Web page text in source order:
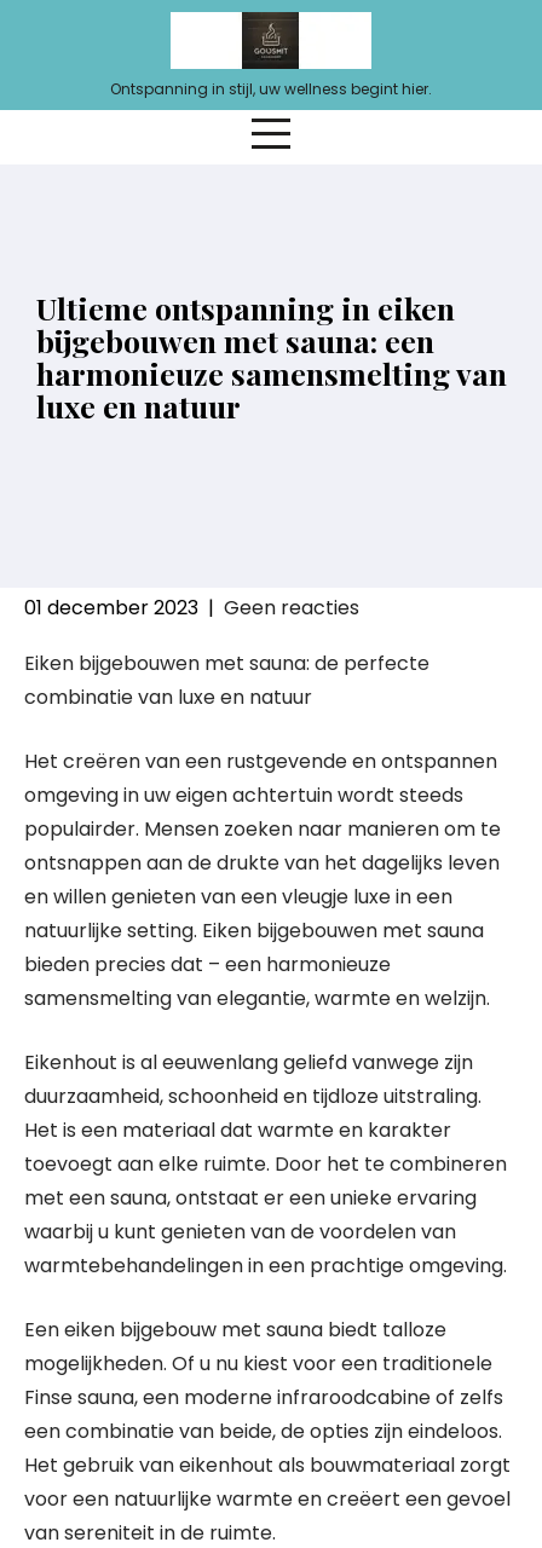
Ontspanning in stijl, uw wellness begint hier.
Ultieme ontspanning in eiken
bijgebouwen met sauna: een
harmonieuze samensmelting van
luxe en natuur
01 december 2023 | Geen reacties
Eiken bijgebouwen met sauna: de perfecte
combinatie van luxe en natuur
Het creëren van een rustgevende en ontspannen
omgeving in uw eigen achtertuin wordt steeds
populairder. Mensen zoeken naar manieren om te
ontsnappen aan de drukte van het dagelijks leven
en willen genieten van een vleugje luxe in een
natuurlijke setting. Eiken bijgebouwen met sauna
bieden precies dat – een harmonieuze
samensmelting van elegantie, warmte en welzijn.
Eikenhout is al eeuwenlang geliefd vanwege zijn
duurzaamheid, schoonheid en tijdloze uitstraling.
Het is een materiaal dat warmte en karakter
toevoegt aan elke ruimte. Door het te combineren
met een sauna, ontstaat er een unieke ervaring
waarbij u kunt genieten van de voordelen van
warmtebehandelingen in een prachtige omgeving.
Een eiken bijgebouw met sauna biedt talloze
mogelijkheden. Of u nu kiest voor een traditionele
Finse sauna, een moderne infraroodcabine of zelfs
een combinatie van beide, de opties zijn eindeloos.
Het gebruik van eikenhout als bouwmateriaal zorgt
voor een natuurlijke warmte en creëert een gevoel
van sereniteit in de ruimte.